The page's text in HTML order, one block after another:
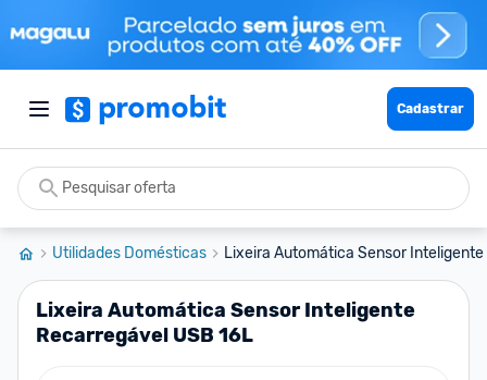
Cadastrar
Utilidades Domésticas Lixeira Automática Sensor
Lixeira Automática Sensor Inteligente
Recarregável USB 16L